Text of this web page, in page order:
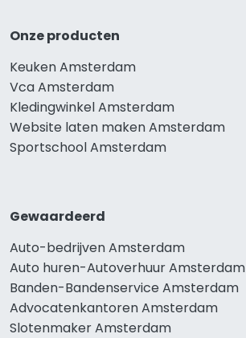
Onze producten
Keuken Amsterdam
Vca Amsterdam
Kledingwinkel Amsterdam
Website laten maken Amsterdam
Sportschool Amsterdam
Gewaardeerd
Auto-bedrijven Amsterdam
Auto huren-Autoverhuur Amsterdam
Banden-Bandenservice Amsterdam
Advocatenkantoren Amsterdam
Slotenmaker Amsterdam